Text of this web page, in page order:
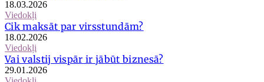
18.03.2026
Viedokļi
Cik maksāt par virsstundām?
18.02.2026
Viedokļi
Vai valstij vispār ir jābūt biznesā?
29.01.2026